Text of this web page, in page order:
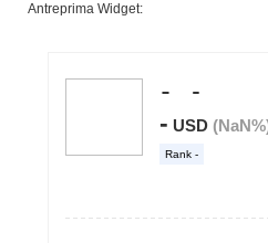
Antreprima Widget: